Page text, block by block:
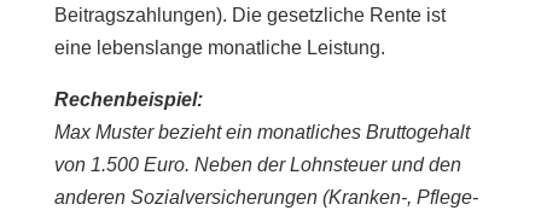
Beitragszahlungen). Die gesetzliche Rente ist
eine lebenslange monatliche Leistung.
Rechenbeispiel:
Max Muster bezieht ein monatliches Bruttogehalt
von 1.500 Euro. Neben der Lohnsteuer und den
anderen Sozialversicherungen (Kranken-, Pflege-